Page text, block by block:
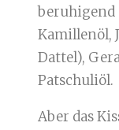
beruhigend
Kamillenöl,
Dattel),
Patschuliöl.
Aber das